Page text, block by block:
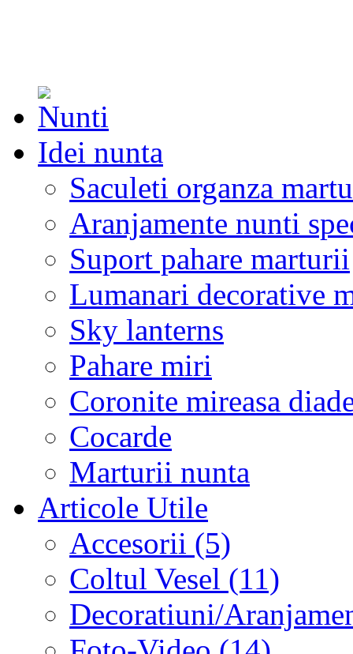
Idei nunta
Saculeti organza
Aranjamente nunti
Suport pahare marturii
Lumanari decorative
Sky lanterns
Pahare miri
Coronite mireasa
Cocarde
Marturii nunta
Articole Utile
Accesorii (5)
Coltul Vesel (11)
Decoratiuni/